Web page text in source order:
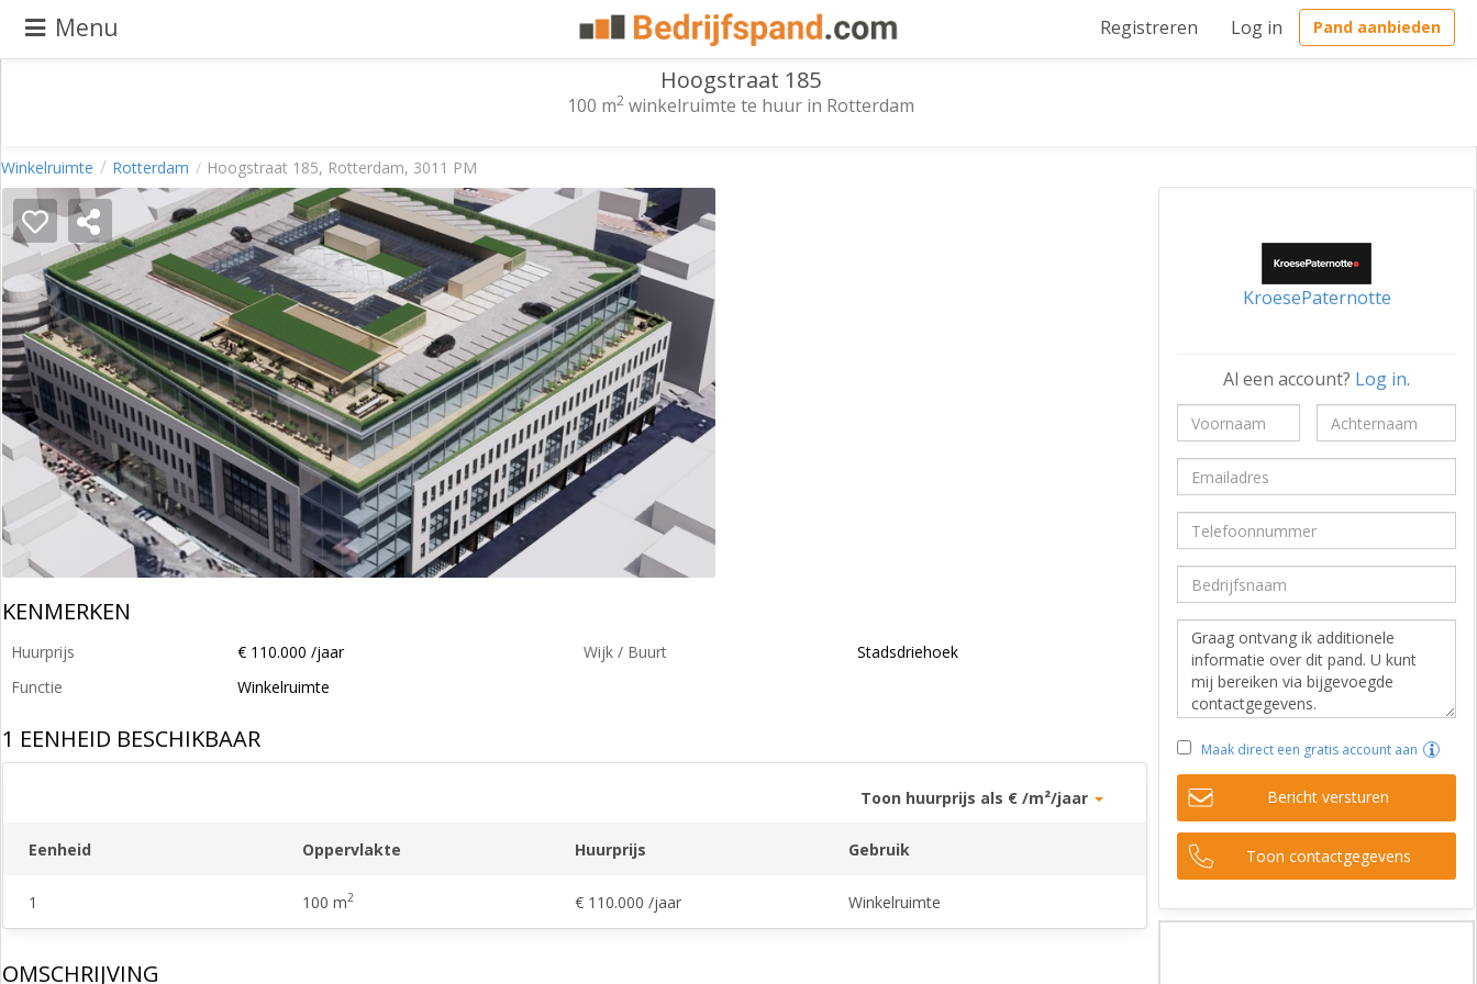
Menu Registreren Log in Pand aanbieden
aanbieden
Pand
zoeken
Waarom
adverteren
Premium
adverteren
Blog
Registreren
Login
Winkelruimte Rotterdam Hoogstraat 185, Rotterdam, 3011 PM
Hoogstraat 185
100 m2 winkelruimte te huur in Rotterdam
KENMERKEN
Huurprijs
€ 110.000 /jaar
Functie
Winkelruimte
Wijk / Buurt Stadsdriehoek
1 EENHEID BESCHIKBAAR
Toon huurprijs als € /m²/jaar
Eenheid Oppervlakte Huurprijs Gebruik
1 100 m2 € 110.000 /jaar Winkelruimte
OMSCHRIJVING
KroesePaternotte
Al een account? Log in.
Maak direct een gratis account aan
Bericht versturen
Toon contactgegevens